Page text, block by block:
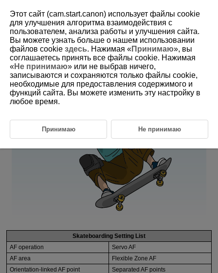
6-29 Skateboarding
This setting is perfect for photographing skateboarding, as subjects
often come out of nowhere, and their face is hidden when changing
positions.
Skateboarding Setting List
AF operation
Servo AF
AF area
Flexible Zone AF
Orientation-linked AF point
Separated AF points
Этот сайт (cam.start.canon) использует файлы cookie
для улучшения алгоритма взаимодействия с
пользователем, анализа работы и улучшения сайта.
Вы можете узнать больше о нашем использовании
файлов cookie здесь. Нажимая «Принимаю», вы
соглашаетесь принять все файлы cookie. Нажимая
«Не принимаю» или не выбрав ничего,
записываются и сохраняются только файлы cookie,
необходимые для предоставления содержимого и
функций сайта. Вы можете изменить эту настройку в
любое время.
Принимаю Не принимаю